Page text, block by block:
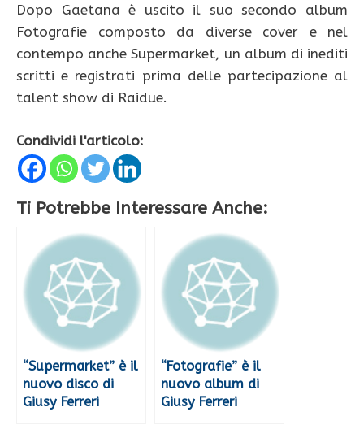
Dopo Gaetana è uscito il suo secondo album
Fotografie composto da diverse cover e nel
contempo anche Supermarket, un album di inediti
scritti e registrati prima delle partecipazione al
talent show di Raidue.
Condividi l'articolo:
Ti Potrebbe Interessare Anche:
“Supermarket” è il
nuovo disco di
Giusy Ferreri
“Fotografie” è il
nuovo album di
Giusy Ferreri